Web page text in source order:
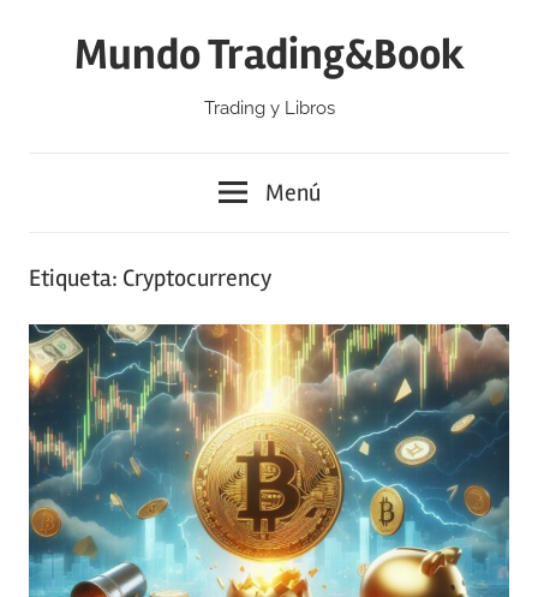
Mundo Trading&Book
Trading y Libros
Menú
Etiqueta: Cryptocurrency